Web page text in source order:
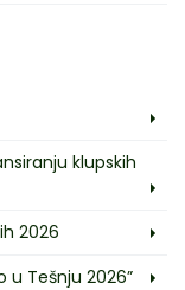
klupskih
2026
Tešnju 2026”